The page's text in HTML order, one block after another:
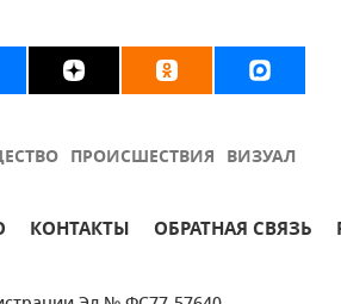
ПРОИСШЕСТВИЯ ВИЗУАЛ
КОНТАКТЫ ОБРАТНАЯ СВЯЗЬ